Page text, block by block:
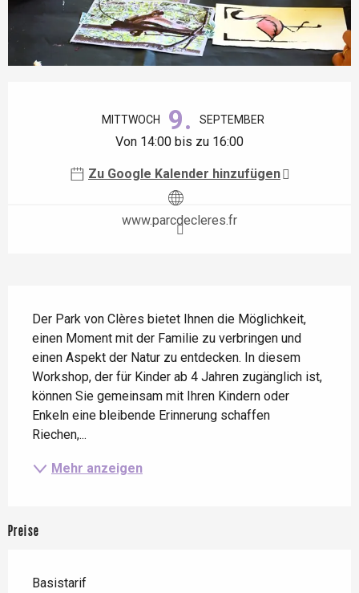
MITTWOCH 9. SEPTEMBER
Von 14:00 bis zu 16:00
Zu Google Kalender hinzufügen
www.parcdecleres.fr
Der Park von Clères bietet Ihnen die Möglichkeit,
einen Moment mit der Familie zu verbringen und
einen Aspekt der Natur zu entdecken. In diesem
Workshop, der für Kinder ab 4 Jahren zugänglich ist,
können Sie gemeinsam mit Ihren Kindern oder
Enkeln eine bleibende Erinnerung schaffen
Riechen,...
Mehr anzeigen
Preise
Basistarif